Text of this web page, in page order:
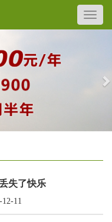
失了快乐
12-11